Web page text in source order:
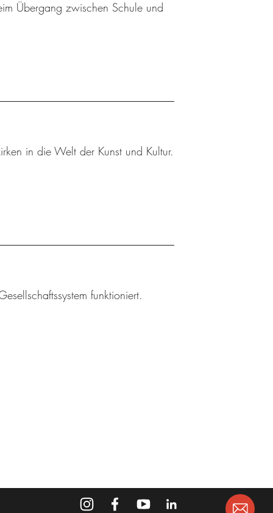
Übergang zwischen Schule und
in die Welt der Kunst und Kultur.
funktioniert.